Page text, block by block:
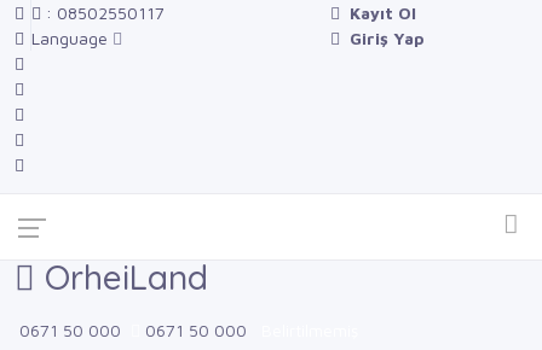
: 08502550117
Language
Kayıt Ol
Giriş Yap
OrheiLand
0671 50 000 0671 50 000